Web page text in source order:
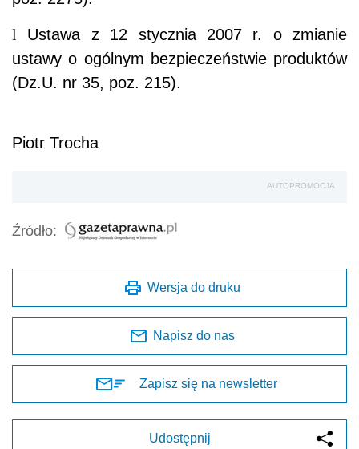
l Ustawa z 12 stycznia 2007 r. o zmianie
ustawy o ogólnym bezpieczeństwie produktów
(Dz.U. nr 35, poz. 215).
Piotr Trocha
AUTOPROMOCJA
Źródło:
Wersja do druku
Napisz do nas
Zapisz się na newsletter
Udostępnij